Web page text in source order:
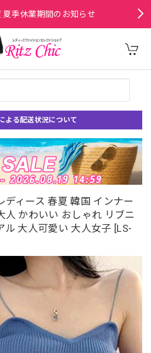
夏季休業期間のお知らせ
よる配送状況について
ディース 春夏 韓国 インナー
人 かわいい おしゃれ リブニ
ル 大人可愛い 大人女子 [LS-